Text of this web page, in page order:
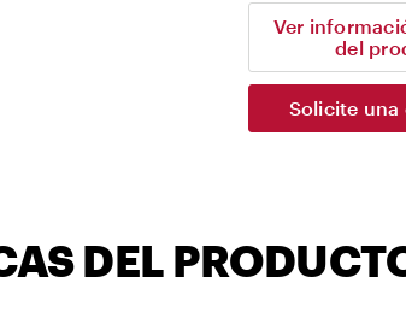
Ver
del
Solicite una
DEL